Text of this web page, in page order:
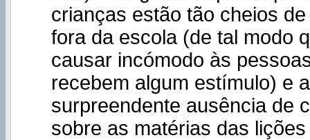
crianças estão tão cheios
fora da escola (de tal modo
causar incómodo às
recebem algum estímulo) e
surpreendente ausência de
sobre as matérias das